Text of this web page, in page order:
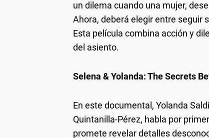
un dilema cuando una mujer,
Ahora, deberá elegir entre seguir
Esta película combina acción y
del asiento.
Selena & Yolanda: The Secrets
En este documental, Yolanda
Quintanilla-Pérez, habla por
promete revelar detalles